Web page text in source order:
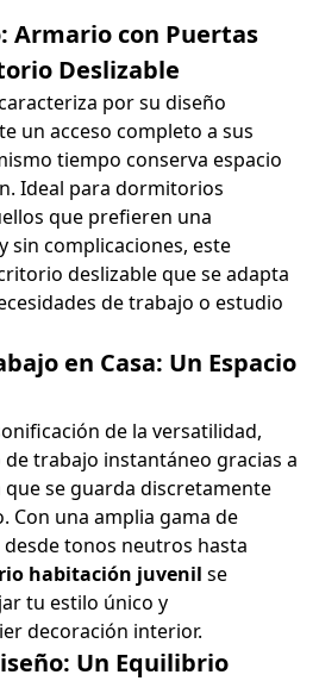
Armario con Puertas
Deslizable
por su diseño
un acceso completo a sus
tiempo conserva espacio
Ideal para dormitorios
que prefieren una
sin complicaciones, este
deslizable que se adapta
de trabajo o estudio
en Casa: Un Espacio
de la versatilidad,
trabajo instantáneo gracias a
se guarda discretamente
Con una amplia gama de
tonos neutros hasta
habitación juvenil se
tu estilo único y
decoración interior.
Un Equilibrio